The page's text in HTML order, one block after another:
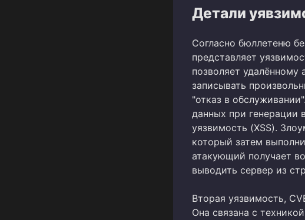
Детали
Согласно бюллетеню
представляет
позволяет удалённому
записывать
"отказ в
данных при генерации
уязвимость (XSS).
который затем
атакующий получает
выводить сервер из
Вторая уязвимость,
Она связана с